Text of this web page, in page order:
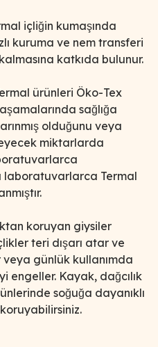
içliğin kumaşında
kuruma ve nem transferi
katkıda bulunur.
ürünleri Öko-Tex
sağlığa
olduğunu veya
miktarlarda
laboratuvarlarca Termal
koruyan giysiler
teri dışarı atar ve
günlük kullanımda
engeller. Kayak, dağcılık
soğuğa dayanıklı